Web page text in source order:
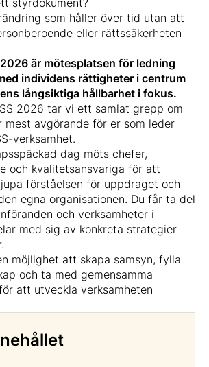
som håller över tid utan att
eller rättssäkerheten
är mötesplatsen för ledning
individens rättigheter i centrum
långsiktiga hållbarhet i fokus.
2026 tar vi ett samlat grepp om
mest avgörande för er som leder
verksamhet.
dag möts chefer,
och kvalitetsansvariga för att
förståelsen för uppdraget och
egna organisationen. Du får ta del
och verksamheter i
med sig av konkreta strategier
möjlighet att skapa samsyn, fylla
och ta med gemensamma
att utveckla verksamheten